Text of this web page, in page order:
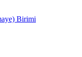
Birimi